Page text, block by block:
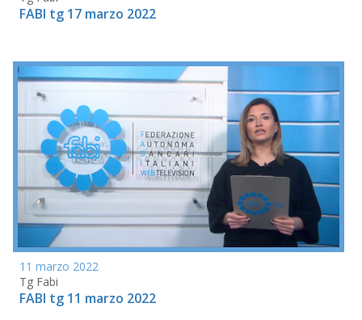
FABI tg 17 marzo 2022
11 marzo 2022
Tg Fabi
FABI tg 11 marzo 2022